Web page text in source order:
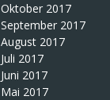
Oktober 2017
September 2017
August 2017
Juli 2017
Juni 2017
Mai 2017